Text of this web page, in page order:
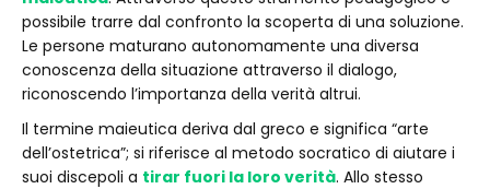
possibile trarre dal confronto la scoperta di una soluzione.
Le persone maturano autonomamente una diversa
conoscenza della situazione attraverso il dialogo,
riconoscendo l’importanza della verità altrui.
Il termine maieutica deriva dal greco e significa “arte
dell’ostetrica”; si riferisce al metodo socratico di aiutare i
suoi discepoli a tirar fuori la loro verità. Allo stesso